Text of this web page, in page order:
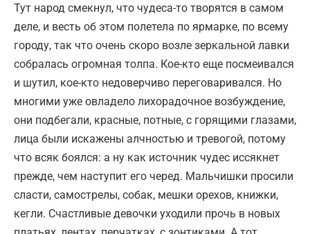
Тут народ смекнул, что чудеса-то творятся в самом
деле, и весть об этом полетела по ярмарке, по всему
городу, так что очень скоро возле зеркальной лавки
собралась огромная толпа. Кое-кто еще посмеивался
и шутил, кое-кто недоверчиво переговаривался. Но
многими уже овладело лихорадочное возбуждение,
они подбегали, красные, потные, с горящими глазами,
лица были искажены алчностью и тревогой, потому
что всяк боялся: а ну как источник чудес иссякнет
прежде, чем наступит его черед. Мальчишки просили
сласти, самострелы, собак, мешки орехов, книжки,
кегли. Счастливые девочки уходили прочь в новых